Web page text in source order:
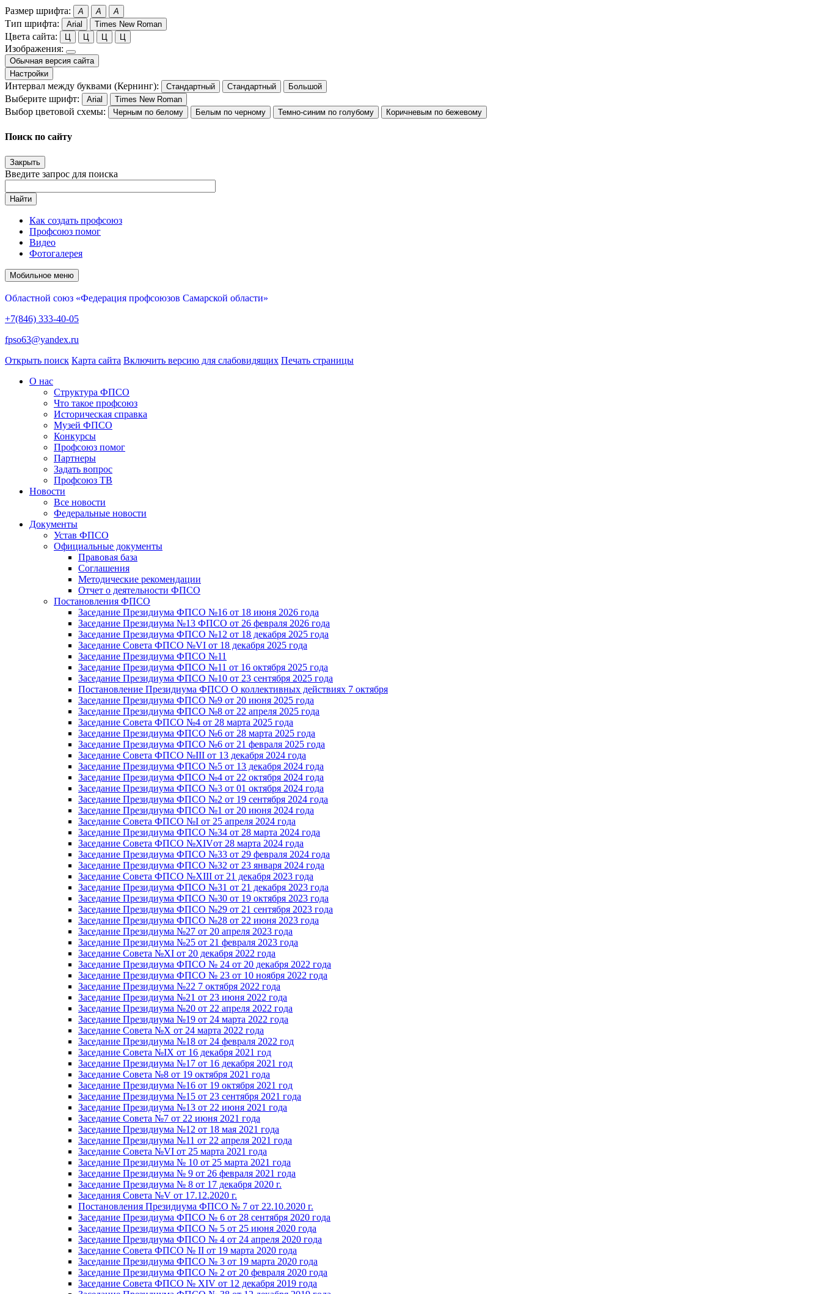
Размер шрифта: A A A
Тип шрифта: Arial Times New Roman
Цвета сайта: Ц Ц Ц Ц
Изображения:
Обычная версия сайта
Настройки
Интервал между буквами (Кернинг): Стандартный Стандартный Большой
Выберите шрифт: Arial Times New Roman
Выбор цветовой схемы: Черным по белому Белым по черному Темно-синим по голубому Коричневым по бежевому
Поиск по сайту
Закрыть
Введите запрос для поиска
Найти
Как создать профсоюз
Профсоюз помог
Видео
Фотогалерея
Мобильное меню
Областной союз «Федерация профсоюзов Самарской области»
+7(846) 333-40-05
fpso63@yandex.ru
Открыть поиск Карта сайта Включить версию для слабовидящих Печать страницы
О нас
Структура ФПСО
Что такое профсоюз
Историческая справка
Музей ФПСО
Конкурсы
Профсоюз помог
Партнеры
Задать вопрос
Профсоюз ТВ
Новости
Все новости
Федеральные новости
Документы
Устав ФПСО
Официальные документы
Правовая база
Соглашения
Методические рекомендации
Отчет о деятельности ФПСО
Постановления ФПСО
Заседание Президиума ФПСО №16 от 18 июня 2026 года
Заседание Президиума №13 ФПСО от 26 февраля 2026 года
Заседание Президиума ФПСО №12 от 18 декабря 2025 года
Заседание Совета ФПСО №VI от 18 декабря 2025 года
Заседание Президиума ФПСО №11
Заседание Президиума ФПСО №11 от 16 октября 2025 года
Заседание Президиума ФПСО №10 от 23 сентября 2025 года
Постановление Президиума ФПСО О коллективных действиях 7 октября
Заседание Президиума ФПСО №9 от 20 июня 2025 года
Заседание Президиума ФПСО №8 от 22 апреля 2025 года
Заседание Совета ФПСО №4 от 28 марта 2025 года
Заседание Президиума ФПСО №6 от 28 марта 2025 года
Заседание Президиума ФПСО №6 от 21 февраля 2025 года
Заседание Совета ФПСО №III от 13 декабря 2024 года
Заседание Президиума ФПСО №5 от 13 декабря 2024 года
Заседание Президиума ФПСО №4 от 22 октября 2024 года
Заседание Президиума ФПСО №3 от 01 октября 2024 года
Заседание Президиума ФПСО №2 от 19 сентября 2024 года
Заседание Президиума ФПСО №1 от 20 июня 2024 года
Заседание Совета ФПСО №I от 25 апреля 2024 года
Заседание Президиума ФПСО №34 от 28 марта 2024 года
Заседание Совета ФПСО №XIVот 28 марта 2024 года
Заседание Президиума ФПСО №33 от 29 февраля 2024 года
Заседание Президиума ФПСО №32 от 23 января 2024 года
Заседание Совета ФПСО №XIII от 21 декабря 2023 года
Заседание Президиума ФПСО №31 от 21 декабря 2023 года
Заседание Президиума ФПСО №30 от 19 октября 2023 года
Заседание Президиума ФПСО №29 от 21 сентября 2023 года
Заседание Президиума ФПСО №28 от 22 июня 2023 года
Заседание Президиума №27 от 20 апреля 2023 года
Заседание Президиума №25 от 21 февраля 2023 года
Заседание Совета №XI от 20 декабря 2022 года
Заседание Президиума ФПСО № 24 от 20 декабря 2022 года
Заседание Президиума ФПСО № 23 от 10 ноября 2022 года
Заседание Президиума №22 7 октября 2022 года
Заседание Президиума №21 от 23 июня 2022 года
Заседание Президиума №20 от 22 апреля 2022 года
Заседание Президиума №19 от 24 марта 2022 года
Заседание Совета №X от 24 марта 2022 года
Заседание Президиума №18 от 24 февраля 2022 год
Заседание Совета №IX от 16 декабря 2021 год
Заседание Президиума №17 от 16 декабря 2021 год
Заседание Совета №8 от 19 октября 2021 года
Заседание Президиума №16 от 19 октября 2021 год
Заседание Президиума №15 от 23 сентября 2021 года
Заседание Президиума №13 от 22 июня 2021 года
Заседание Совета №7 от 22 июня 2021 года
Заседание Президиума №12 от 18 мая 2021 года
Заседание Президиума №11 от 22 апреля 2021 года
Заседание Совета №VI от 25 марта 2021 года
Заседание Президиума № 10 от 25 марта 2021 года
Заседание Президиума № 9 от 26 февраля 2021 года
Заседание Президиума № 8 от 17 декабря 2020 г.
Заседания Совета №V от 17.12.2020 г.
Постановления Президиума ФПСО № 7 от 22.10.2020 г.
Заседание Президиума ФПСО № 6 от 28 сентября 2020 года
Заседание Президиума ФПСО № 5 от 25 июня 2020 года
Заседание Президиума ФПСО № 4 от 24 апреля 2020 года
Заседание Совета ФПСО № II от 19 марта 2020 года
Заседание Президиума ФПСО № 3 от 19 марта 2020 года
Заседание Президиума ФПСО № 2 от 20 февраля 2020 года
Заседание Совета ФПСО № XIV от 12 декабря 2019 года